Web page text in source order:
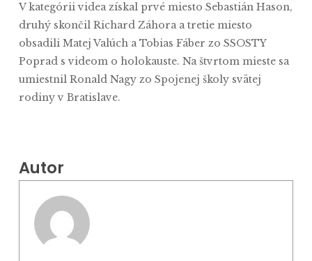
V kategórii videa získal prvé miesto Sebastián Hason,
druhý skončil Richard Záhora a tretie miesto
obsadili Matej Valúch a Tobias Fáber zo SSOSTY
Poprad s videom o holokauste. Na štvrtom mieste sa
umiestnil Ronald Nagy zo Spojenej školy svätej
rodiny v Bratislave.
Autor